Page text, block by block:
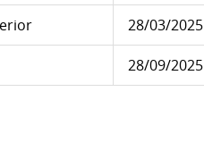
28/03/2025
28/09/2025